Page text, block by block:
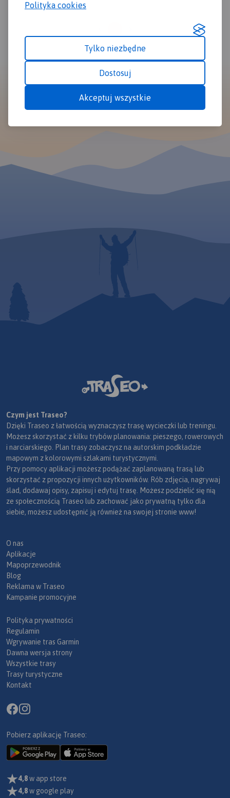
Polityka cookies
Tylko niezbędne
Dostosuj
Akceptuj wszystkie
Czym jest Traseo?
Dzięki Traseo z łatwością wyznaczysz trasę wycieczki lub treningu.
Możesz skorzystać z kilku trybów planowania: pieszego, rowerowych
i narciarskiego. Plan trasy zobaczysz na autorskim podkładzie
mapowym z kolorowymi szlakami turystycznymi.
Przy pomocy aplikacji możesz podążać zaplanowaną trasą lub
skorzystać z propozycji innych użytkowników. Rób zdjęcia, nagrywaj
ślad, dodawaj opisy, zapisuj i edytuj trasę. Możesz podzielić się nią
ze społecznością Traseo lub zachować jako prywatną tylko dla
siebie, możesz udostępnić ją również na swojej stronie www!
O nas
Aplikacje
Mapoprzewodnik
Blog
Reklama w Traseo
Kampanie promocyjne
Polityka prywatności
Regulamin
Wgrywanie tras Garmin
Dawna wersja strony
Wszystkie trasy
Trasy turystyczne
Kontakt
Pobierz aplikację Traseo:
4,8w app store
4,8w google play